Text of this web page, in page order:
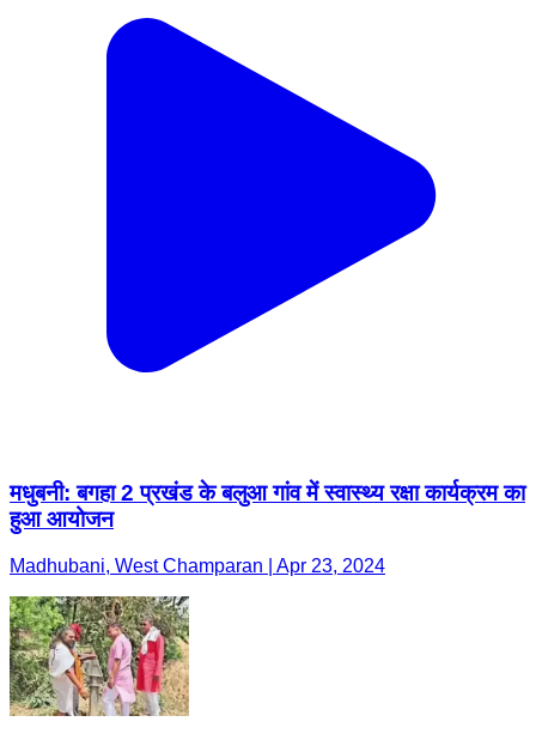
मधुबनी: बगहा 2 प्रखंड के बलुआ गांव में स्वास्थ्य रक्षा कार्यक्रम का
हुआ आयोजन
Madhubani, West Champaran | Apr 23, 2024